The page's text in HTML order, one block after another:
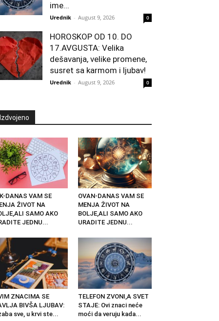
ime...
Urednik - August 9, 2026 0
HOROSKOP OD 10. DO
17.AVGUSTA: Velika
dešavanja, velike promene,
susret sa karmom i ljubav!
Urednik - August 9, 2026 0
Izdvojeno
DANAS VAM SE
ŽIVOT NA
SAMO AKO
JEDNU...
OVAN-DANAS VAM SE
MENJA ŽIVOT NA
BOLJE,ALI SAMO AKO
URADITE JEDNU...
ZNACIMA SE
BIVŠA LJUBAV:
sve, u krvi ste...
TELEFON ZVONI,A SVET
STAJE: Ovi znaci neće
moći da veruju kada...